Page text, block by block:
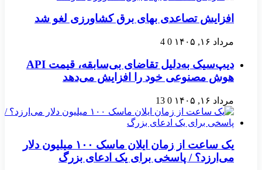
افزایش تصاعدی بهای برق کشاورزی لغو شد
مرداد ۱۶, ۱۴۰۵ 0
4
دیپ‌سیک به‌دلیل تقاضای بی‌سابقه، قیمت API
هوش مصنوعی خود را افزایش می‌دهد
مرداد ۱۶, ۱۴۰۵ 0
13
یک ساعت از زمان ایلان ماسک ۱۰۰ میلیون دلار
می‌ارزد؟ / پاسخی برای یک ادعای بزرگ